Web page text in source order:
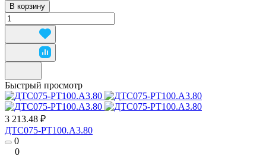
В корзину
Быстрый просмотр
3 213.48 ₽
ДТС075-РТ100.А3.80
0
0